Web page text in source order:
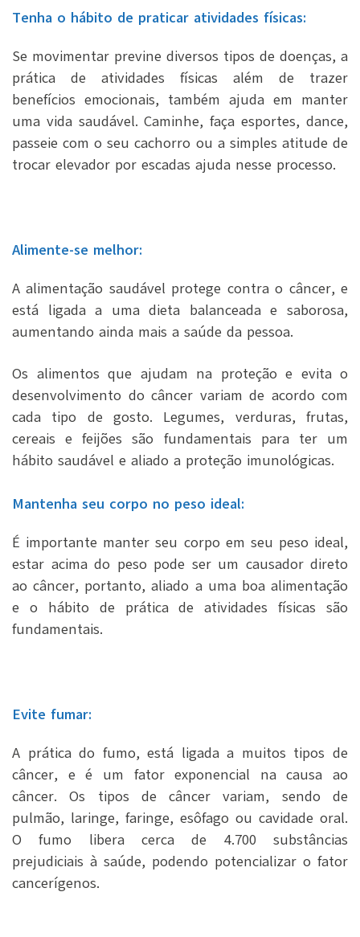
Tenha o hábito de praticar atividades físicas:
Se movimentar previne diversos tipos de doenças, a
prática de atividades físicas além de trazer
benefícios emocionais, também ajuda em manter
uma vida saudável. Caminhe, faça esportes, dance,
passeie com o seu cachorro ou a simples atitude de
trocar elevador por escadas ajuda nesse processo.
Alimente-se melhor:
A alimentação saudável protege contra o câncer, e
está ligada a uma dieta balanceada e saborosa,
aumentando ainda mais a saúde da pessoa.
Os alimentos que ajudam na proteção e evita o
desenvolvimento do câncer variam de acordo com
cada tipo de gosto. Legumes, verduras, frutas,
cereais e feijões são fundamentais para ter um
hábito saudável e aliado a proteção imunológicas.
Mantenha seu corpo no peso ideal:
É importante manter seu corpo em seu peso ideal,
estar acima do peso pode ser um causador direto
ao câncer, portanto, aliado a uma boa alimentação
e o hábito de prática de atividades físicas são
fundamentais.
Evite fumar:
A prática do fumo, está ligada a muitos tipos de
câncer, e é um fator exponencial na causa ao
câncer. Os tipos de câncer variam, sendo de
pulmão, laringe, faringe, esôfago ou cavidade oral.
O fumo libera cerca de 4.700 substâncias
prejudiciais à saúde, podendo potencializar o fator
cancerígenos.